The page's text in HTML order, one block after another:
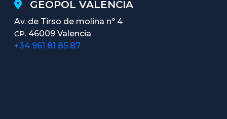
GEOPOL VALENCIA
Av. de Tirso de molina nº 4
CP. 46009 Valencia
+34 961 81 85 87